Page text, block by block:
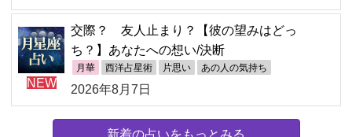
NEW
交際？ 友人止まり？【彼の望みはどっ
ち？】あなたへの想い/決断
月華 西洋占星術 片思い あの人の気持ち
2026年8月7日
新着の占いをもっとみる